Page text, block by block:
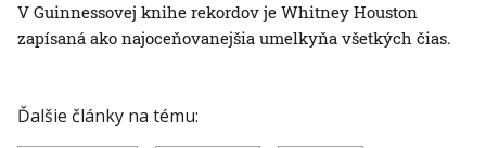
V Guinnessovej knihe rekordov je Whitney Houston
zapísaná ako najoceňovanejšia umelkyňa všetkých čias.
Ďalšie články na tému: